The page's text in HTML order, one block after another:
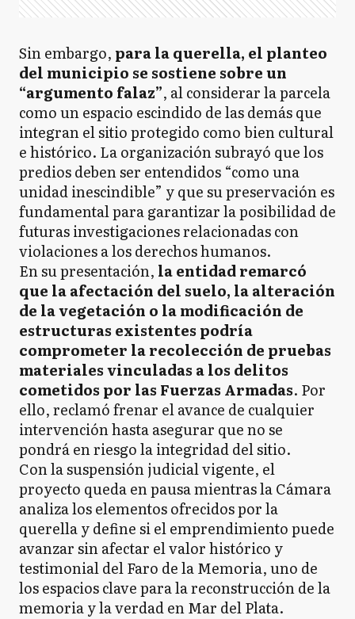
Sin embargo, para la querella, el planteo
del municipio se sostiene sobre un
“argumento falaz”, al considerar la parcela
como un espacio escindido de las demás que
integran el sitio protegido como bien cultural
e histórico. La organización subrayó que los
predios deben ser entendidos “como una
unidad inescindible” y que su preservación es
fundamental para garantizar la posibilidad de
futuras investigaciones relacionadas con
violaciones a los derechos humanos.
En su presentación, la entidad remarcó
que la afectación del suelo, la alteración
de la vegetación o la modificación de
estructuras existentes podría
comprometer la recolección de pruebas
materiales vinculadas a los delitos
cometidos por las Fuerzas Armadas. Por
ello, reclamó frenar el avance de cualquier
intervención hasta asegurar que no se
pondrá en riesgo la integridad del sitio.
Con la suspensión judicial vigente, el
proyecto queda en pausa mientras la Cámara
analiza los elementos ofrecidos por la
querella y define si el emprendimiento puede
avanzar sin afectar el valor histórico y
testimonial del Faro de la Memoria, uno de
los espacios clave para la reconstrucción de la
memoria y la verdad en Mar del Plata.